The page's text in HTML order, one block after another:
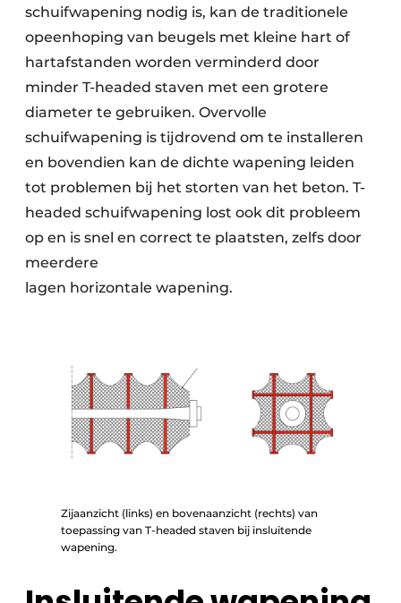
schuifwapening nodig is, kan de traditionele
opeenhoping van beugels met kleine hart of
hartafstanden worden verminderd door
minder T-headed staven met een grotere
diameter te gebruiken. Overvolle
schuifwapening is tijdrovend om te installeren
en bovendien kan de dichte wapening leiden
tot problemen bij het storten van het beton. T-
headed schuifwapening lost ook dit probleem
op en is snel en correct te plaatsten, zelfs door
meerdere
lagen horizontale wapening.
Zijaanzicht (links) en bovenaanzicht (rechts) van
toepassing van T-headed staven bij insluitende
wapening.